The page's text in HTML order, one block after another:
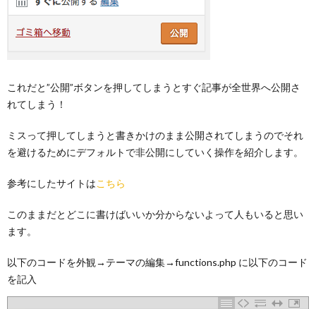
これだと”公開”ボタンを押してしまうとすぐ記事が全世界へ公開さ
れてしまう！
ミスって押してしまうと書きかけのまま公開されてしまうのでそれ
を避けるためにデフォルトで非公開にしていく操作を紹介します。
参考にしたサイトはこちら
このままだとどこに書けばいいか分からないよって人もいると思い
ます。
以下のコードを外観→テーマの編集→functions.php に以下のコード
を記入